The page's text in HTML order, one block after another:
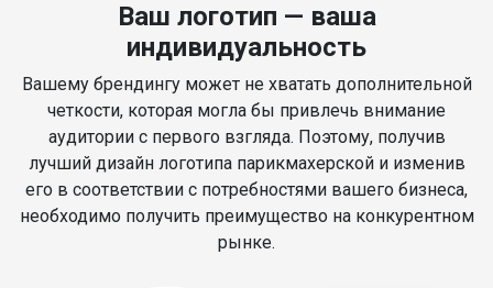
Ваш логотип — ваша
индивидуальность
Вашему брендингу может не хватать дополнительной
четкости, которая могла бы привлечь внимание
аудитории с первого взгляда. Поэтому, получив
лучший дизайн логотипа парикмахерской и изменив
его в соответствии с потребностями вашего бизнеса,
необходимо получить преимущество на конкурентном
рынке.